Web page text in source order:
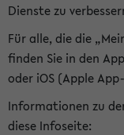
Dienste zu
Für alle, die die
finden Sie in den
oder iOS (Apple
Informationen zu
diese Infoseite: